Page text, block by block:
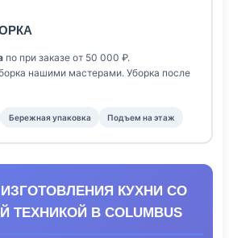
по при заказе от 50 000 ₽.
нашими мастерами. Уборка после
Бережная упаковка Подъем на этаж
КУХНИ СО
ТЕХНИКОЙ В COLUMBUS